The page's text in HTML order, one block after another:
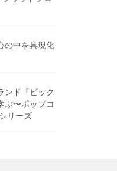
の中を具現化
ンド『ビック
ぶ〜ポップコ
リーズ